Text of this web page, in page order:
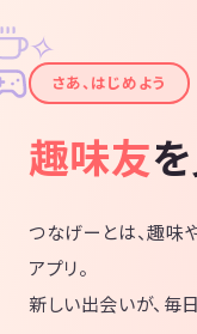
✦
✧
さあ、はじめよう
趣味友
つなげーとは、趣味
アプリ。
新しい出会いが、毎